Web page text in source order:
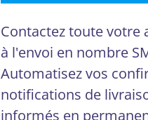
Contactez toute votre
à l'envoi en nombre
Automatisez vos
notifications de
informés en